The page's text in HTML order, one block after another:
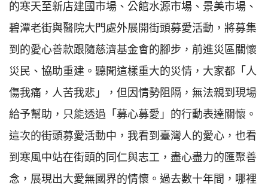
的寒天至新店建國市場、公館水源市場、景美市場、
碧潭老街與醫院大門處外展開街頭募愛活動，將募集
到的愛心善款跟隨慈濟基金會的腳步，前進災區關懷
災民、協助重建。聽聞這樣重大的災情，大家都「人
傷我痛，人苦我悲」，但因情勢阻隔，無法親到現場
給予幫助，只能透過「募心募愛」的行動表達關懷。
這次的街頭募愛活動中，我看到臺灣人的愛心，也看
到寒風中站在街頭的同仁與志工，盡心盡力的匯聚善
念，展現出大愛無國界的情懷。過去數十年間，哪裡